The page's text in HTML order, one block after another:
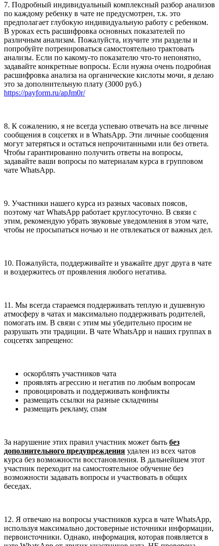
7. Подробный индивидуальный комплексный разбор анализов
по каждому ребенку в чате не предусмотрен, т.к. это
предполагает глубокую индивидуальную работу с ребенком.
В уроках есть расшифровка основных показателей по
различным анализам. Пожалуйста, изучите эти разделы и
попробуйте потренироваться самостоятельно трактовать
анализы. Если по какому-то показателю что-то непонятно,
задавайте конкретные вопросы. Если нужна очень подробная
расшифровка анализа на органические кислоты мочи, я делаю
это за дополнительную плату (3000 руб.)
https://payform.ru/apJm0r/
8. К сожалению, я не всегда успеваю отвечать на все личные
сообщения в соцсетях и в WhatsApp. Эти личные сообщения
могут затеряться и остаться непрочитанными или без ответа.
Чтобы гарантированно получить ответы на вопросы,
задавайте ваши вопросы по материалам курса в групповом
чате WhatsApp.
9. Участники нашего курса из разных часовых поясов,
поэтому чат WhatsApp работает круглосуточно. В связи с
этим, рекомендую убрать звуковые уведомления в этом чате,
чтобы не просыпаться ночью и не отвлекаться от важных дел.
10. Пожалуйста, поддерживайте и уважайте друг друга в чате
и воздержитесь от проявления любого негатива.
11. Мы всегда стараемся поддерживать теплую и душевную
атмосферу в чатах и максимально поддерживать родителей,
помогать им. В связи с этим мы убедительно просим не
разрушать эти традиции. В чате WhatsApp и наших группах в
соцсетях запрещено:
оскорблять участников чата
проявлять агрессию и негатив по любым вопросам
провоцировать и поддерживать конфликты
размещать ссылки на разные складчины
размещать рекламу, спам
За нарушение этих правил участник может быть без
дополнительного предупреждения удален из всех чатов
курса без возможности восстановления. В дальнейшем этот
участник переходит на самостоятельное обучение без
возможности задавать вопросы и участвовать в общих
беседах.
12. Я отвечаю на вопросы участников курса в чате WhatsApp,
используя максимально достоверные источники информации,
первоисточники. Однако, информация, которая появляется в